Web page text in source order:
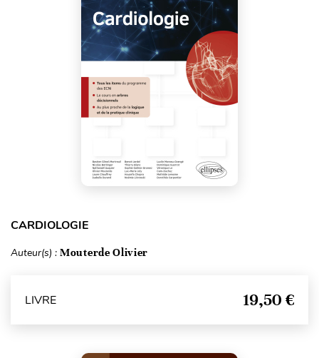
CARDIOLOGIE
Auteur(s) : Mouterde Olivier
LIVRE 19,50 €